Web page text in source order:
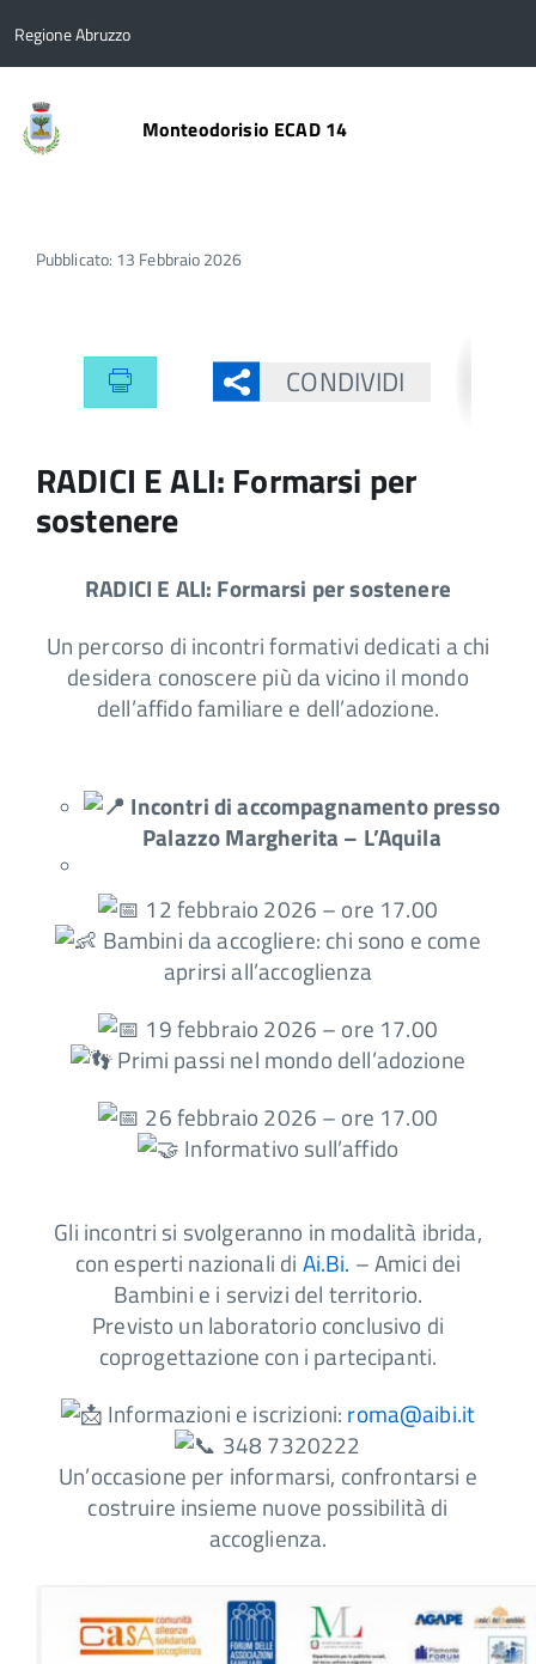
Regione Abruzzo
Monteodorisio ECAD 14
Pubblicato: 13 Febbraio 2026
CONDIVIDI
RADICI E ALI: Formarsi per
sostenere
RADICI E ALI: Formarsi per sostenere
Un percorso di incontri formativi dedicati a chi
desidera conoscere più da vicino il mondo
dell’affido familiare e dell’adozione.
Incontri di accompagnamento presso
Palazzo Margherita – L’Aquila
12 febbraio 2026 – ore 17.00
Bambini da accogliere: chi sono e come
aprirsi all’accoglienza
19 febbraio 2026 – ore 17.00
Primi passi nel mondo dell’adozione
26 febbraio 2026 – ore 17.00
Informativo sull’affido
Gli incontri si svolgeranno in modalità ibrida,
con esperti nazionali di Ai.Bi. – Amici dei
Bambini e i servizi del territorio.
Previsto un laboratorio conclusivo di
coprogettazione con i partecipanti.
Informazioni e iscrizioni: roma@aibi.it
348 7320222
Un’occasione per informarsi, confrontarsi e
costruire insieme nuove possibilità di
accoglienza.